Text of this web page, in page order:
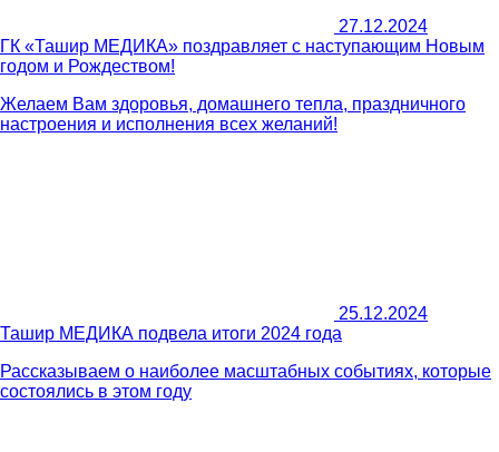
27.12.2024
ГК «Ташир МЕДИКА» поздравляет с наступающим Новым
годом и Рождеством!
Желаем Вам здоровья, домашнего тепла, праздничного
настроения и исполнения всех желаний!
25.12.2024
Ташир МЕДИКА подвела итоги 2024 года
Рассказываем о наиболее масштабных событиях, которые
состоялись в этом году